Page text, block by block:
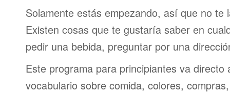
Solamente estás empezando, así que no te
Existen cosas que te gustaría saber en
pedir una bebida, preguntar por una
Este programa para principiantes va directo
vocabulario sobre comida, colores,